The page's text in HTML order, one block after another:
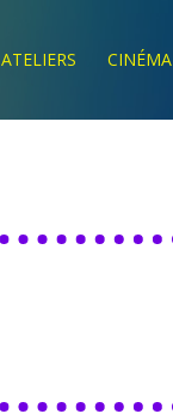
ATELIERS CINÉMA